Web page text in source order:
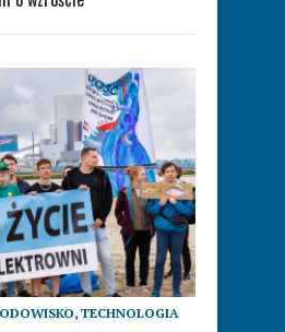
,TECHNOLOGIA